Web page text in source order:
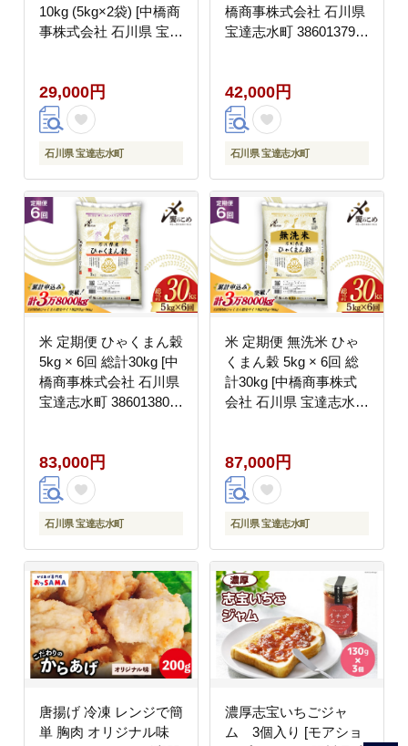
10kg (5kg×2袋) [中橋商
事株式会社 石川県 宝達
無洗 ひゃくまんごく
10キロ 令和7年 能登
29,000円
石川県 宝達志水町
橋商事株式会社 石川県
宝達志水町 38601379]
まんごく 5キロ 能登
42,000円
石川県 宝達志水町
米 定期便 ひゃくまん穀
5kg × 6回 総計30kg [中
橋商事株式会社 石川県
宝達志水町 38601380]
まんごく 5キロ 30キロ
能登
83,000円
石川県 宝達志水町
米 定期便 無洗米 ひゃ
くまん穀 5kg × 6回 総
計30kg [中橋商事株式
会社 石川県 宝達志水町
期 6ヶ月 ひゃくまんご
く 5キロ 30キロ 能登
87,000円
石川県 宝達志水町
唐揚げ 冷凍 レンジで簡
単 胸肉 オリジナル味
濃厚志宝いちごジャ
ム 3個入り [モアショ